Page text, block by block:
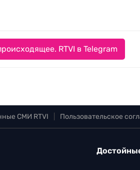
RTVI в Telegram
СМИ RTVI Пользовательское